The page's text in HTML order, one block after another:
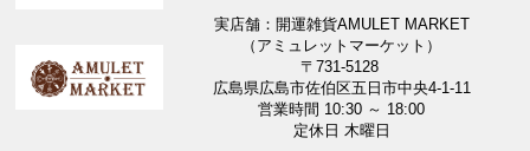
実店舗：開運雑貨AMULET MARKET
（アミュレットマーケット）
〒731-5128
広島県広島市佐伯区五日市中央4-1-11
営業時間 10:30 ～ 18:00
定休日 木曜日